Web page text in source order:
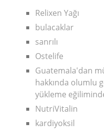
Relixen Yağı
bulacaklar
sanrılı
Ostelife
Guatemala'dan
hakkında olumlu
yükleme
NutriVitalin
kardiyoksil